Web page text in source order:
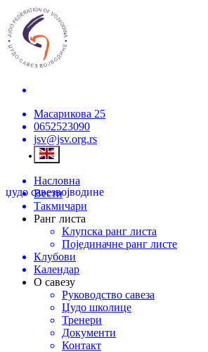
Масарикова 25
0652523090
jsv@jsv.org.rs
џудо савезвојводине
Насловна
Вести
Такмичари
Ранг листа
Клупска ранг листа
Појединачне ранг листе
Клубови
Календар
О савезу
Руководство савеза
Џудо школице
Тренери
Документи
Контакт